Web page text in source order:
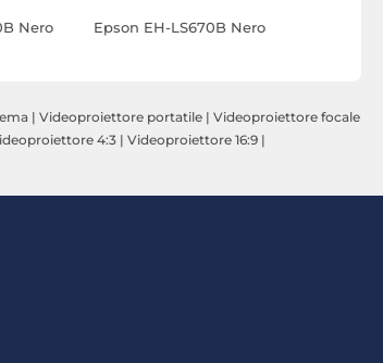
Nero Epson EH-LS670B Nero
| Videoproiettore portatile | Videoproiettore focale
4:3 | Videoproiettore 16:9 |